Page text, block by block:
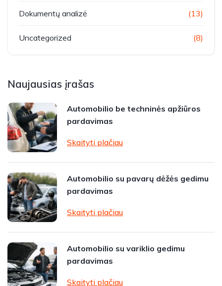
Dokumentų analizė (13)
Uncategorized (8)
Naujausias įrašas
Automobilio be techninės apžiūros
pardavimas
Skaityti plačiau
Automobilio su pavarų dėžės gedimu
pardavimas
Skaityti plačiau
Automobilio su variklio gedimu
pardavimas
Skaityti plačiau